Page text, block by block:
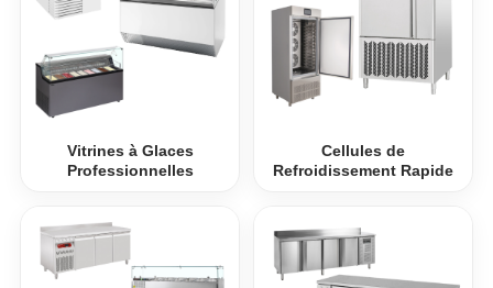
Vitrines à Glaces
Professionnelles
Cellules de
Refroidissement Rapide